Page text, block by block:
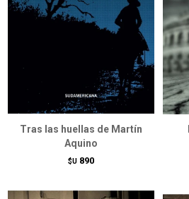
Tras las huellas de Martín
Aquino
$U 890